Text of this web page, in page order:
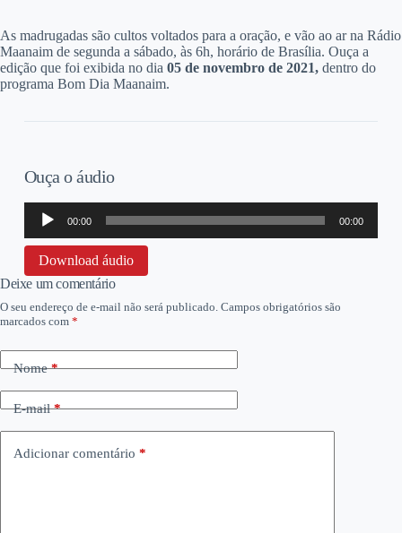
As madrugadas são cultos voltados para a oração, e vão ao ar na Rádio
Maanaim de segunda a sábado, às 6h, horário de Brasília. Ouça a
edição que foi exibida no dia 05 de novembro de 2021, dentro do
programa Bom Dia Maanaim.
Ouça o áudio
Tocador
áudio
00:00 00:00
Download áudio
Deixe um comentário
O seu endereço de e-mail não será publicado. Campos obrigatórios são
marcados com *
Nome*
E-mail*
Adicionar comentário *